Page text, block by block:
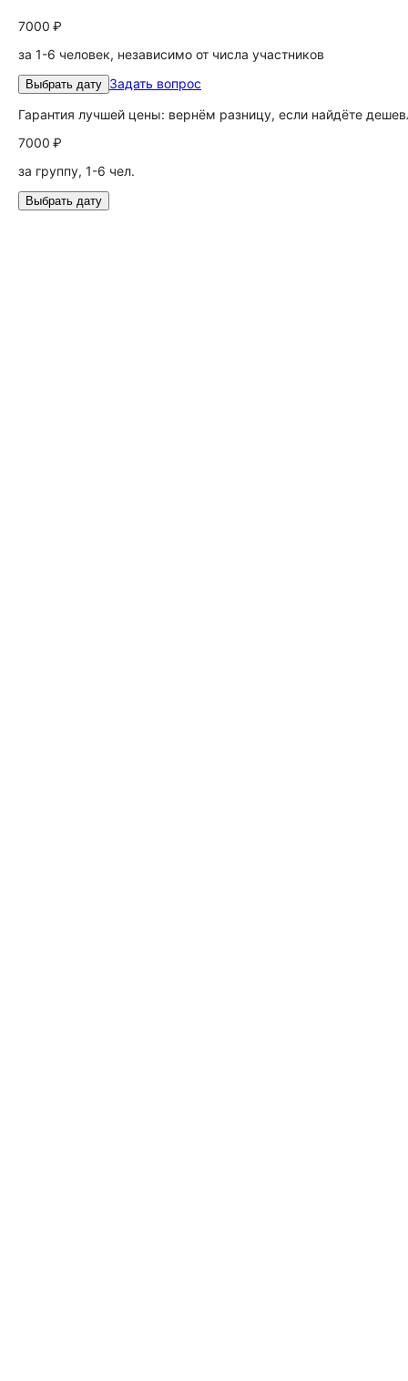
7000 ₽
за 1-6 человек, независимо от числа участников
Выбрать дату Задать вопрос
Гарантия лучшей цены: вернём разницу, если найдёте
7000 ₽
за группу, 1-6 чел.
Выбрать дату